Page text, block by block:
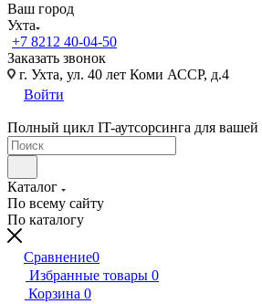
Ваш город
Ухта
+7 8212 40-04-50
Заказать звонок
г. Ухта, ул. 40 лет Коми АССР, д.4
Войти
Полный цикл IT-аутсорсинга для
Каталог
По всему сайту
По каталогу
Сравнение0
Избранные товары 0
Корзина 0